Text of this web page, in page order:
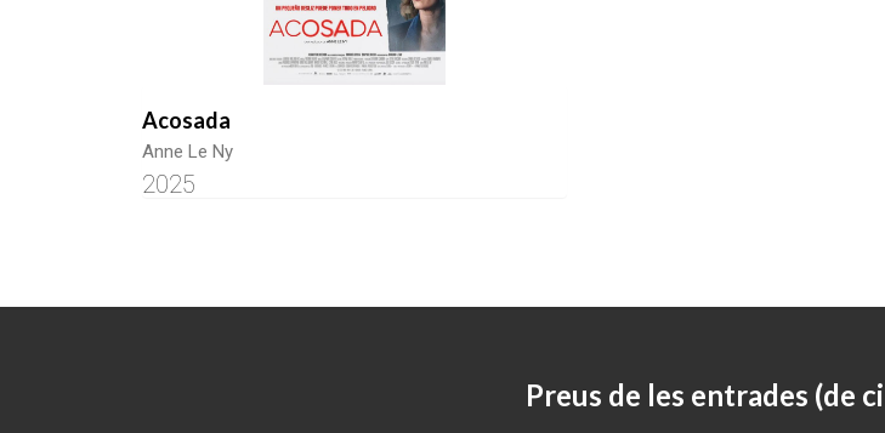
Acosada
Anne Le Ny
2025
Preus de les entrades (de